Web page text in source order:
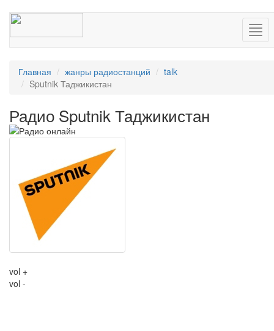
Главная жанры радиостанций
talk
Sputnik Таджикистан
Радио Sputnik Таджикистан
vol +
vol -